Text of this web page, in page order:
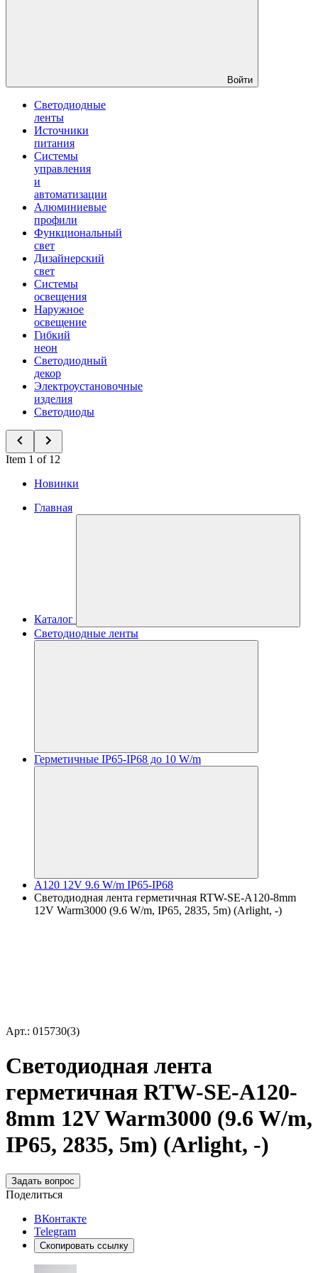
Войти
Светодиодные
ленты
Источники
питания
Системы
управления
и
автоматизации
Алюминиевые
профили
Функциональный
свет
Дизайнерский
свет
Системы
освещения
Наружное
освещение
Гибкий
неон
Светодиодный
декор
Электроустановочные
изделия
Светодиоды
Item 1 of 12
Новинки
Главная
Каталог
Светодиодные ленты
Герметичные IP65-IP68 до 10 W/m
A120 12V 9.6 W/m IP65-IP68
Светодиодная лента герметичная RTW-SE-A120-8mm
12V Warm3000 (9.6 W/m, IP65, 2835, 5m) (Arlight, -)
Арт.: 015730(3)
Светодиодная лента
герметичная RTW-SE-A120-
8mm 12V Warm3000 (9.6 W/m,
IP65, 2835, 5m) (Arlight, -)
Задать вопрос
Поделиться
ВКонтакте
Telegram
Скопировать ссылку